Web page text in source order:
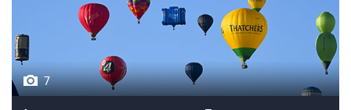
Фестиваль воздухоплавания в Бристоле